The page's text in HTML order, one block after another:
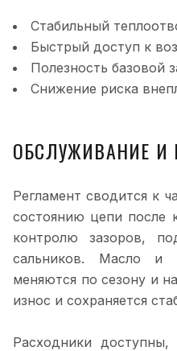
Стабильный
Быстрый доступ к
Полезность базовой
Снижение риска
ОБСЛУЖИВАНИЕ И
Регламент сводится к
состоянию цепи после
контролю зазоров,
сальников. Масло и
меняются по сезону и
износ и сохраняется
Расходники